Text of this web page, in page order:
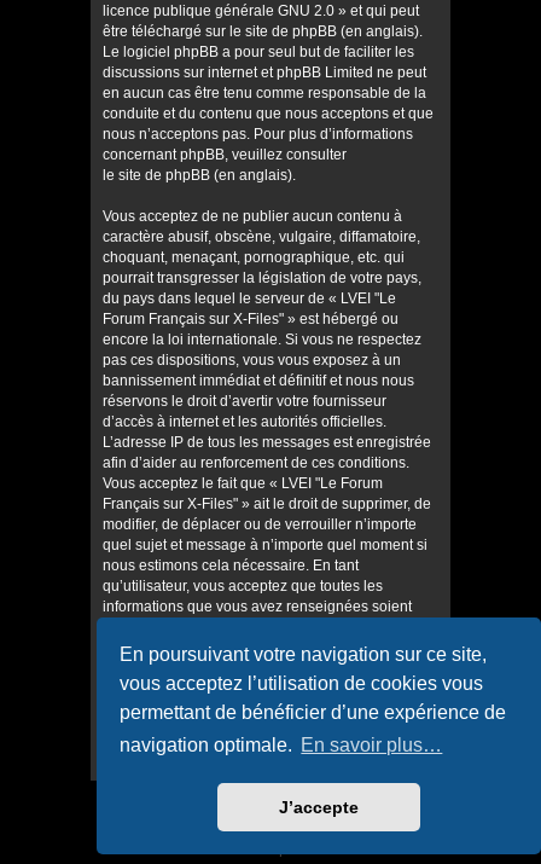
En poursuivant votre navigation sur ce site,
vous acceptez l’utilisation de cookies vous
permettant de bénéficier d’une expérience de
navigation optimale. En savoir plus…
J’accepte
licence publique générale GNU 2.0 » et qui peut
être téléchargé sur le site de phpBB (en anglais).
Le logiciel phpBB a pour seul but de faciliter les
discussions sur internet et phpBB Limited ne peut
en aucun cas être tenu comme responsable de la
conduite et du contenu que nous acceptons et que
nous n’acceptons pas. Pour plus d’informations
concernant phpBB, veuillez consulter
le site de phpBB (en anglais).
Vous acceptez de ne publier aucun contenu à
caractère abusif, obscène, vulgaire, diffamatoire,
choquant, menaçant, pornographique, etc. qui
pourrait transgresser la législation de votre pays,
du pays dans lequel le serveur de « LVEI "Le
Forum Français sur X-Files" » est hébergé ou
encore la loi internationale. Si vous ne respectez
pas ces dispositions, vous vous exposez à un
bannissement immédiat et définitif et nous nous
réservons le droit d’avertir votre fournisseur
d’accès à internet et les autorités officielles.
L’adresse IP de tous les messages est enregistrée
afin d’aider au renforcement de ces conditions.
Vous acceptez le fait que « LVEI "Le Forum
Français sur X-Files" » ait le droit de supprimer, de
modifier, de déplacer ou de verrouiller n’importe
quel sujet et message à n’importe quel moment si
nous estimons cela nécessaire. En tant
qu’utilisateur, vous acceptez que toutes les
informations que vous avez renseignées soient
que ces informations ne seront pas diffusées à une
tierce partie sans votre consentement, ni « LVEI "Le
Forum Français sur X-Files" », ni phpBB, ne
pourront être tenus comme responsables en cas
compromettre vos données.
Accueil du forum